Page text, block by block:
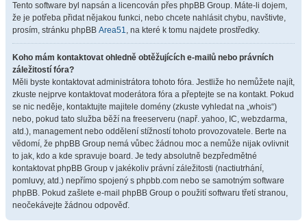
Tento software byl napsán a licencován přes phpBB Group. Máte-li dojem,
že je potřeba přidat nějakou funkci, nebo chcete nahlásit chybu, navštivte,
prosím, stránku phpBB Area51, na které k tomu najdete prostředky.
Koho mám kontaktovat ohledně obtěžujících e-mailů nebo právních
záležitostí fóra?
Měli byste kontaktovat administrátora tohoto fóra. Jestliže ho nemůžete najít,
zkuste nejprve kontaktovat moderátora fóra a přeptejte se na kontakt. Pokud
se nic neděje, kontaktujte majitele domény (zkuste vyhledat na „whois“)
nebo, pokud tato služba běží na freeserveru (např. yahoo, IC, webzdarma,
atd.), management nebo oddělení stížností tohoto provozovatele. Berte na
vědomí, že phpBB Group nemá vůbec žádnou moc a nemůže nijak ovlivnit
to jak, kdo a kde spravuje board. Je tedy absolutně bezpředmětné
kontaktovat phpBB Group v jakékoliv právní záležitosti (nactiutrhání,
pomluvy, atd.) nepřímo spojený s phpbb.com nebo se samotným software
phpBB. Pokud zašlete e-mail phpBB Group o použití softwaru třetí stranou,
neočekávejte žádnou odpověď.